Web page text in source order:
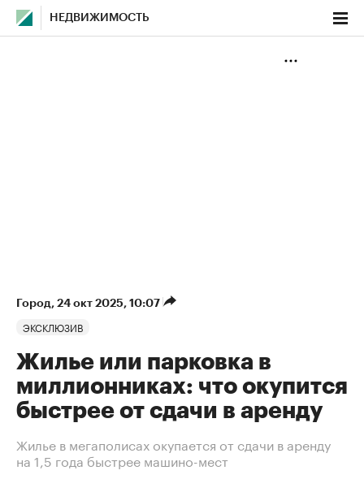
НЕДВИЖИМОСТЬ
Город⁠, 24 окт 2025, 10:07
ЭКСКЛЮЗИВ
Жилье или парковка в
миллионниках: что окупится
быстрее от сдачи в аренду
Жилье в мегаполисах окупается от сдачи в аренду
на 1,5 года быстрее машино-мест